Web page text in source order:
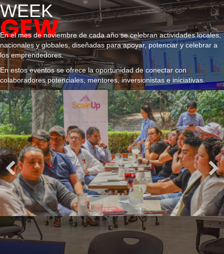
WEEK
GEW
En el mes de noviembre de cada año se celebran actividades locales,
nacionales y globales, diseñadas para apoyar, potenciar y celebrar a
los emprendedores.
En estos eventos se ofrece la oportunidad de conectar con
colaboradores potenciales, mentores, inversionistas e iniciativas.